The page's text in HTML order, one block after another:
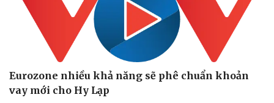
Eurozone nhiều khả năng sẽ phê chuẩn khoản
vay mới cho Hy Lạp